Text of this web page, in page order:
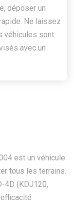
déposer un
Ne laissez
véhicules sont
avec un
est un véhicule
tous les terrains.
4D (KDJ120,